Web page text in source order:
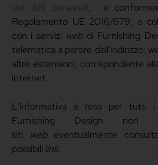
dei dati personali, e
Regolamento UE 2016/679, a
con i servizi webdi Furnishing
telematica a partire dall'indirizzo:
altre estensioni, corrispondente
internet.
L'informativa è resa per tutti i
Furnishing Design
siti
webeventualmente
possibili link.